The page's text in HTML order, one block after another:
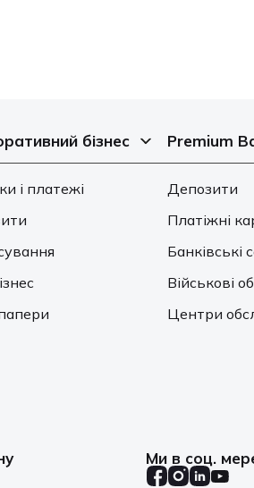
бізнес
і платежі
Premium
Депозити
Платіжні
Банківські
Військові
Центри
Ми в соц.